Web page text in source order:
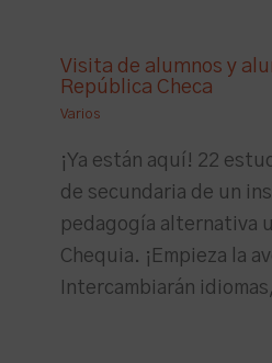
Visita de alumnos y
República Checa
Varios
¡Ya están aquí! 22
de secundaria de un
pedagogía alternativa
Chequia. ¡Empieza la
Intercambiarán